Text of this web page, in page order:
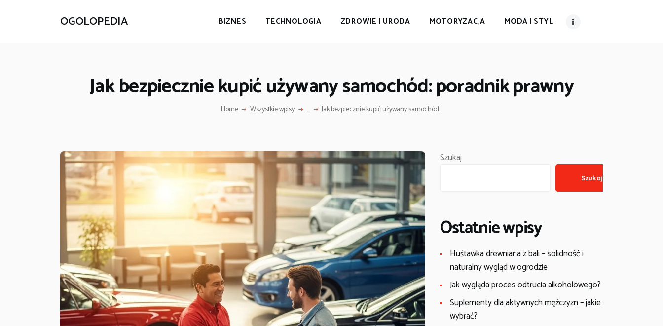
OGOLOPEDIA BIZNES TECHNOLOGIA ZDROWIE I URODA MOTORYZACJA MODA I STYL
Jak bezpiecznie kupić używany samochód: poradnik prawny
Home Wszystkie wpisy ... Jak bezpiecznie kupić używany samochód...
Szukaj
Szukaj
Ostatnie wpisy
Huśtawka drewniana z bali – solidność i
naturalny wygląd w ogrodzie
Jak wygląda proces odtrucia alkoholowego?
Suplementy dla aktywnych mężczyzn – jakie
wybrać?